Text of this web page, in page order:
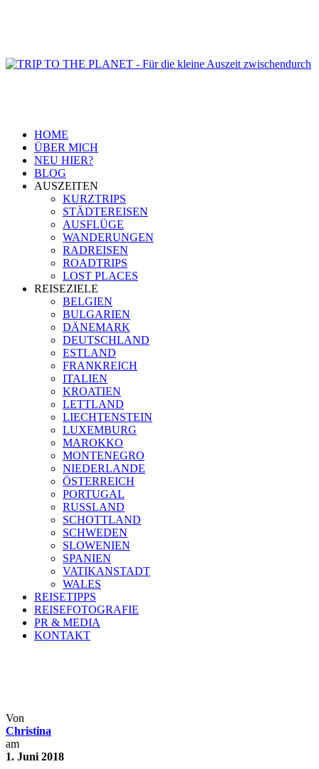
HOME
ÜBER MICH
NEU HIER?
BLOG
AUSZEITEN
KURZTRIPS
STÄDTEREISEN
AUSFLÜGE
WANDERUNGEN
RADREISEN
ROADTRIPS
LOST PLACES
REISEZIELE
BELGIEN
BULGARIEN
DÄNEMARK
DEUTSCHLAND
ESTLAND
FRANKREICH
ITALIEN
KROATIEN
LETTLAND
LIECHTENSTEIN
LUXEMBURG
MAROKKO
MONTENEGRO
NIEDERLANDE
ÖSTERREICH
PORTUGAL
RUSSLAND
SCHOTTLAND
SCHWEDEN
SLOWENIEN
SPANIEN
VATIKANSTADT
WALES
REISETIPPS
REISEFOTOGRAFIE
PR & MEDIA
KONTAKT
Von
Christina
am
1. Juni 2018